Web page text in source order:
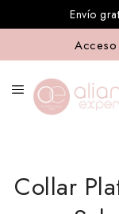
Envío
Acceso
Collar